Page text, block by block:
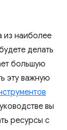
из наиболее
делать
большую
эту важную
вы
ресурсы с